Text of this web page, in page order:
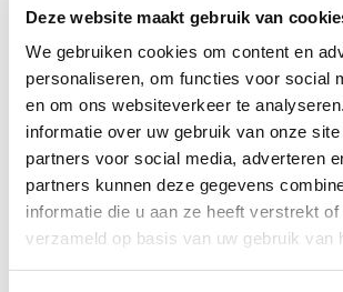
Deze website maakt gebruik van
We gebruiken cookies om content en
personaliseren, om functies voor social
en om ons websiteverkeer te
informatie over uw gebruik van onze
partners voor social media, adverteren
partners kunnen deze gegevens
informatie die u aan ze heeft verstrekt
verzameld op basis van uw gebruik van
verwijzen we je graag door naar de
krantenbezorgen.nl . Daar kun je je
aanmelden om de krant te
We hopen dat je snel aan de slag
je veel succes! 🚴‍♂️💨
Meld je aan als